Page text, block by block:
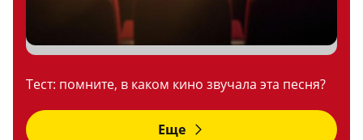
Тест: помните, в каком кино звучала эта песня?
Еще